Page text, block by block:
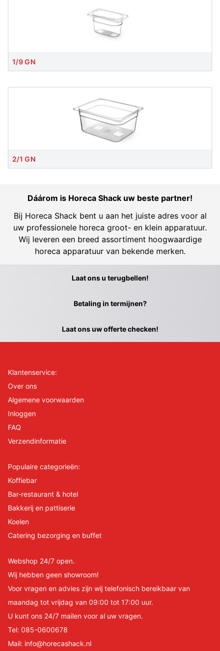
1/9 GN
2/1 GN
Dáárom is Horeca Shack uw beste partner!
Bij Horeca Shack bent u aan het juiste adres voor al
uw professionele horeca groot- en klein apparatuur.
Wij leveren een breed assortiment hoogwaardige
horeca apparatuur van bekende merken.
Laat ons u terugbellen!
Betaling in termijnen?
Laat ons uw offerte checken!
Klantenservice:
Over ons
Algemene voorwaarden
Inloggen
FAQ
Verzendinformatie
Populaire categorieën:
Koffiebar
Bar-restaurant & hotel
Bakkerij en pattiserie
Koelen
Catering bezorging en buffet
Webshop 24/7 open.
Wij hebben geen showroom!
Voor vragen en advies zijn wij telefonisch bereikbaar van
maandag tot vrijdag van 09:00 tot 17:00 uur.
U kunt ons 24/7 mailen voor al uw vragen.
Tel: 085-0600678
Mail: info@horecashack.nl